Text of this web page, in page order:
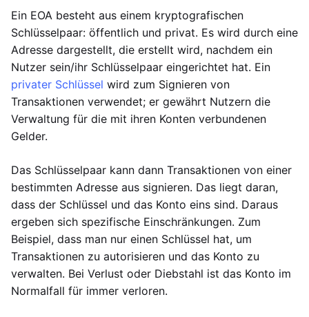
Ein EOA besteht aus einem kryptografischen
Schlüsselpaar: öffentlich und privat. Es wird durch eine
Adresse dargestellt, die erstellt wird, nachdem ein
Nutzer sein/ihr Schlüsselpaar eingerichtet hat. Ein
privater Schlüssel wird zum Signieren von
Transaktionen verwendet; er gewährt Nutzern die
Verwaltung für die mit ihren Konten verbundenen
Gelder.
Das Schlüsselpaar kann dann Transaktionen von einer
bestimmten Adresse aus signieren. Das liegt daran,
dass der Schlüssel und das Konto eins sind. Daraus
ergeben sich spezifische Einschränkungen. Zum
Beispiel, dass man nur einen Schlüssel hat, um
Transaktionen zu autorisieren und das Konto zu
verwalten. Bei Verlust oder Diebstahl ist das Konto im
Normalfall für immer verloren.